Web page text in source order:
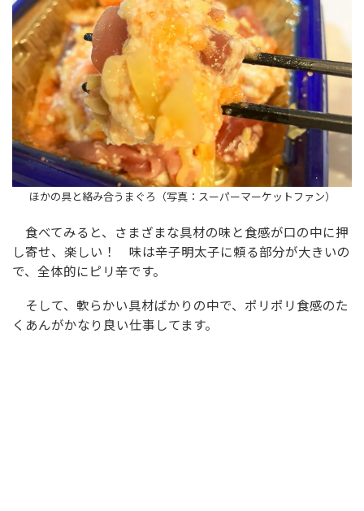
ほかの具と絡み合うまぐろ（写真：スーパーマーケットファン）
食べてみると、さまざまな具材の味と食感が口の中に押
し寄せ、楽しい！ 味は辛子明太子に頼る部分が大きいの
で、全体的にピリ辛です。
そして、軟らかい具材ばかりの中で、ポリポリ食感のた
くあんがかなり良い仕事してます。